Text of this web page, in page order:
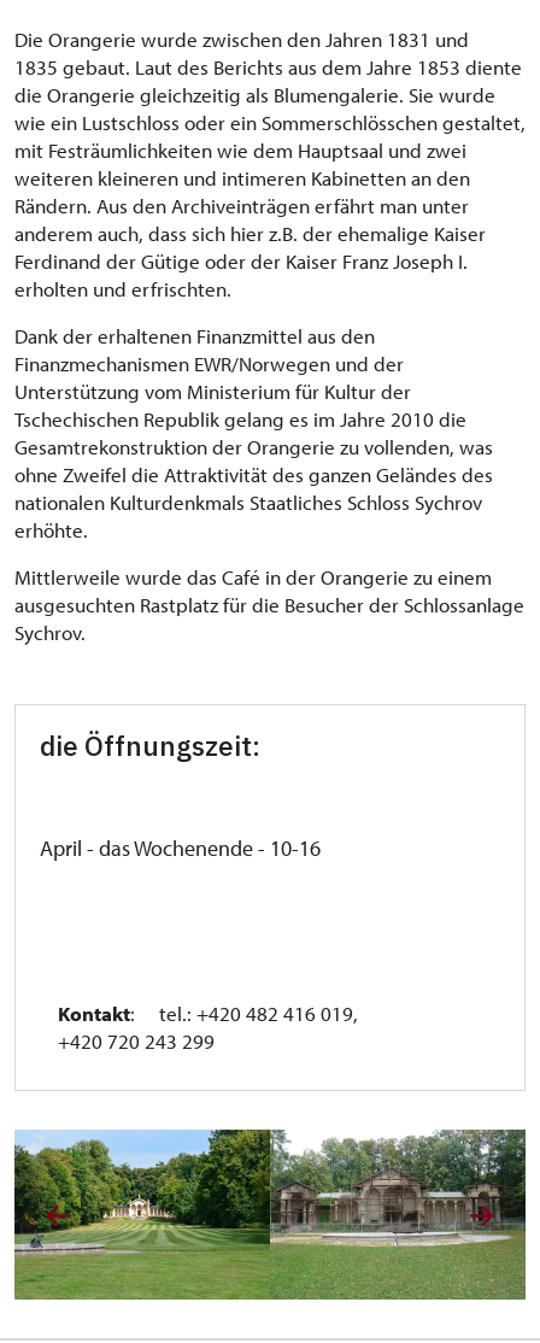
Die Orangerie wurde zwischen den Jahren 1831 und
1835 gebaut. Laut des Berichts aus dem Jahre 1853 diente
die Orangerie gleichzeitig als Blumengalerie. Sie wurde
wie ein Lustschloss oder ein Sommerschlösschen gestaltet,
mit Festräumlichkeiten wie dem Hauptsaal und zwei
weiteren kleineren und intimeren Kabinetten an den
Rändern. Aus den Archiveinträgen erfährt man unter
anderem auch, dass sich hier z.B. der ehemalige Kaiser
Ferdinand der Gütige oder der Kaiser Franz Joseph I.
erholten und erfrischten.
Dank der erhaltenen Finanzmittel aus den
Finanzmechanismen EWR/Norwegen und der
Unterstützung vom Ministerium für Kultur der
Tschechischen Republik gelang es im Jahre 2010 die
Gesamtrekonstruktion der Orangerie zu vollenden, was
ohne Zweifel die Attraktivität des ganzen Geländes des
nationalen Kulturdenkmals Staatliches Schloss Sychrov
erhöhte.
Mittlerweile wurde das Café in der Orangerie zu einem
ausgesuchten Rastplatz für die Besucher der Schlossanlage
Sychrov.
die Öffnungszeit:
April - das Wochenende - 10-16
Kontakt: tel.: +420 482 416 019,
+420 720 243 299